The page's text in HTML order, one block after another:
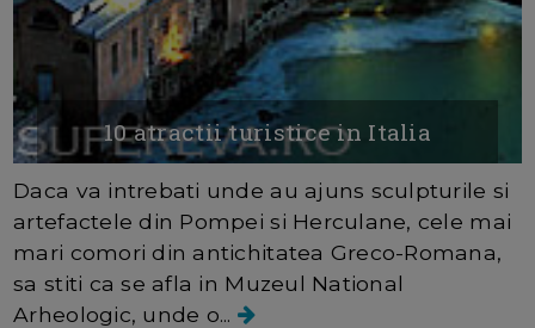
10 atractii turistice in Italia
Daca va intrebati unde au ajuns sculpturile si
artefactele din Pompei si Herculane, cele mai
mari comori din antichitatea Greco-Romana,
sa stiti ca se afla in Muzeul National
Arheologic, unde o...